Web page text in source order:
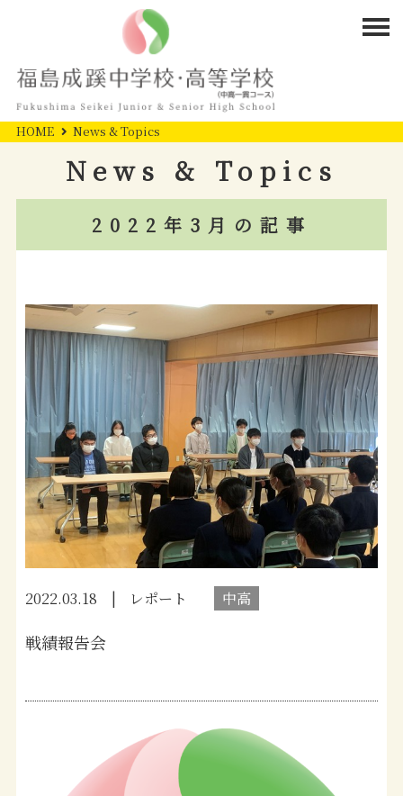
HOME News & Topics
News & Topics
2022年3月の記事
2022.03.18 レポート 中高
戦績報告会